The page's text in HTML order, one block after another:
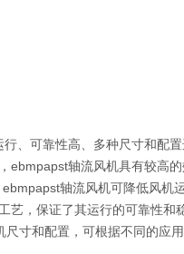
、可靠性高、多种尺寸和配
ebmpapst轴流风机具有较高
轴流风机可降低风机
艺，保证了其运行的可靠性和
寸和配置，可根据不同的应